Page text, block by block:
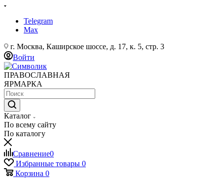
Telegram
Max
г. Москва, Каширское шоссе, д. 17, к. 5, стр. 3
Войти
ПРАВОСЛАВНАЯ
ЯРМАРКА
Каталог
По всему сайту
По каталогу
Сравнение0
Избранные товары 0
Корзина 0